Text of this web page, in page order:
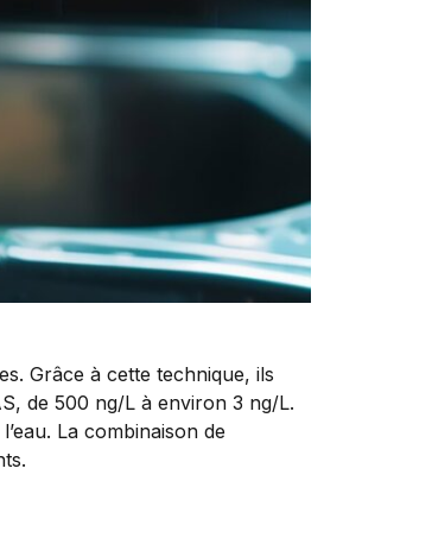
Grâce à cette technique, ils
de 500 ng/L à environ 3 ng/L.
La combinaison de